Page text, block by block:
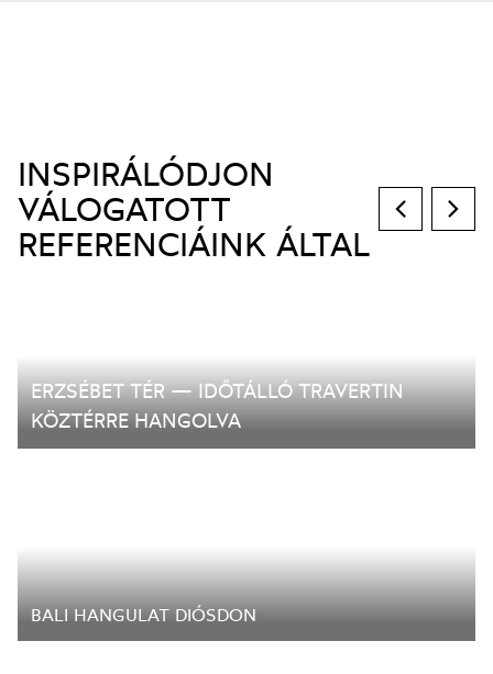
INSPIRÁLÓDJON
VÁLOGATOTT
REFERENCIÁINK ÁLTAL
ERZSÉBET TÉR — IDŐTÁLLÓ TRAVERTIN
KÖZTÉRRE HANGOLVA
BALI HANGULAT DIÓSDON